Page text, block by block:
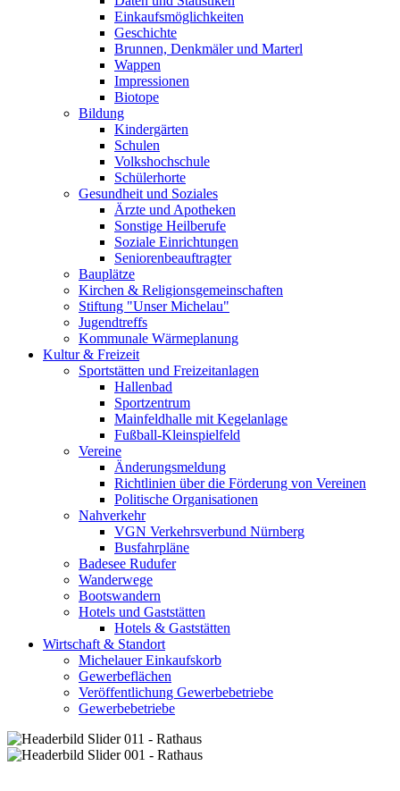
Einkaufsmöglichkeiten
Geschichte
Brunnen, Denkmäler und Marterl
Wappen
Impressionen
Biotope
Bildung
Kindergärten
Schulen
Volkshochschule
Schülerhorte
Gesundheit und Soziales
Ärzte und Apotheken
Sonstige Heilberufe
Soziale Einrichtungen
Seniorenbeauftragter
Bauplätze
Kirchen & Religionsgemeinschaften
Stiftung "Unser Michelau"
Jugendtreffs
Kommunale Wärmeplanung
Kultur & Freizeit
Sportstätten und Freizeitanlagen
Hallenbad
Sportzentrum
Mainfeldhalle mit Kegelanlage
Fußball-Kleinspielfeld
Vereine
Änderungsmeldung
Richtlinien über die Förderung von Vereinen
Politische Organisationen
Nahverkehr
VGN Verkehrsverbund Nürnberg
Busfahrpläne
Badesee Rudufer
Wanderwege
Bootswandern
Hotels und Gaststätten
Hotels & Gaststätten
Wirtschaft & Standort
Michelauer Einkaufskorb
Gewerbeflächen
Veröffentlichung Gewerbebetriebe
Gewerbebetriebe